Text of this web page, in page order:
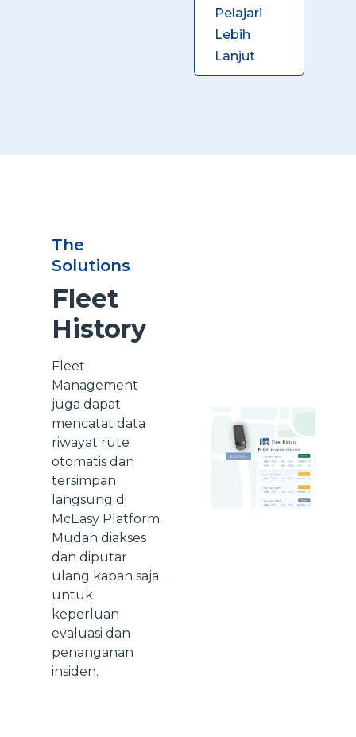
Pelajari
Lebih
Lanjut
The
Solutions
Fleet
History
Fleet
Management
juga dapat
mencatat data
riwayat rute
otomatis dan
tersimpan
langsung di
McEasy Platform.
Mudah diakses
dan diputar
ulang kapan saja
untuk
keperluan
evaluasi dan
penanganan
insiden.